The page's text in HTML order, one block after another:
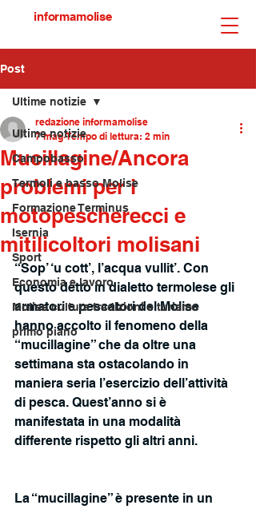
informamolise
Post
Ultime notizie
Campobasso
Termoli e basso Molise
Formazione Terminus
Isernia
Sport
Economia e lavoro
Molise cultura tradizioni e turismo
primo piano
Ultime notizie
Mucillagine/Ancora
problemi per i
motopescherecci e
mitilicoltori molisani
redazione informamolise
7 mag Tempo di lettura: 2 min
“Sop’ ‘u cott’, l’acqua vullit’. Con
questo detto in dialetto termolese gli
armatori e pescatori del Molise
hanno accolto il fenomeno della
“mucillagine” che da oltre una
settimana sta ostacolando in
maniera seria l’esercizio dell’attività
di pesca. Quest’anno si è
manifestata in una modalità
differente rispetto gli altri anni.
La “mucillagine” è presente in un